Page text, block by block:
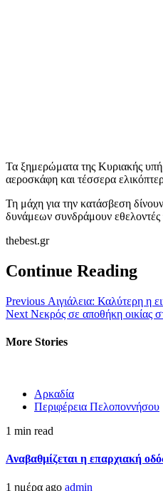
Τα ξημερώματα της Κυριακής
αεροσκάφη και τέσσερα
Τη μάχη για την κατάσβεση
δυνάμεων συνδράμουν εθελοντές
thebest.gr
Continue Reading
Previous Αιγιάλεια: Καλύτερη η
Next Νεκρός σε αποθήκη οικίας
More Stories
Αρκαδία
Περιφέρεια Πελοποννήσου
1 min read
Αναβαθμίζεται η επαρχιακή
1 ημέρα ago admin